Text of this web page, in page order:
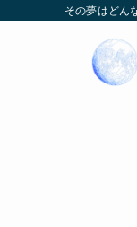
その夢はどん